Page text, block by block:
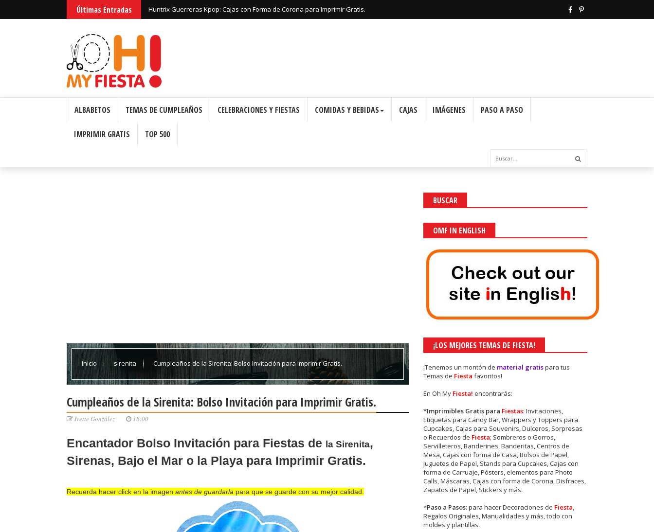
Últimas Entradas Huntrix Guerreras Kpop: Cajas con Forma de Corona para Imprimir Gratis.
ALBABETOS TEMAS DE CUMPLEAÑOS CELEBRACIONES Y FIESTAS COMIDAS Y BEBIDAS CAJAS IMÁGENES PASO A PASO
IMPRIMIR GRATIS TOP 500
Inicio sirenita Cumpleaños de la Sirenita: Bolso Invitación para Imprimir Gratis.
Cumpleaños de la Sirenita: Bolso Invitación para Imprimir Gratis.
Ivette González 18:00
Encantador Bolso Invitación para Fiestas de la Sirenita,
Sirenas, Bajo el Mar o la Playa para Imprimir Gratis.
Recuerda hacer click en la imagen antes de guardarla para que se guarde con su mejor calidad.
BUSCAR
OMF IN ENGLISH
¡LOS MEJORES TEMAS DE FIESTA!
¡Tenemos un montón de material gratispara tus
Temas de Fiestafavoritos!
En Oh My Fiesta!encontrarás:
*Imprimibles Gratis para Fiestas: Invitaciones,
Etiquetas para Candy Bar, Wrappers y Toppers para
Cupcakes, Cajas para Souvenirs, Dulceros, Sorpresas
o Recuerdos de Fiesta; Sombreros o Gorros,
Servilleteros, Banderines, Banderitas, Centros de
Mesa, Cajas con forma de Casa, Bolsos de Papel,
Juguetes de Papel, Stands para Cupcakes, Cajas con
forma de Carruaje, Pósters, elementos para Photo
Calls, Máscaras, Cajas con forma de Corona, Disfraces,
Zapatos de Papel, Stickers y más.
*Paso a Pasos: para hacer Decoraciones de Fiesta,
Regalos Originales, Manualidades y más, todo con
moldes y plantillas.